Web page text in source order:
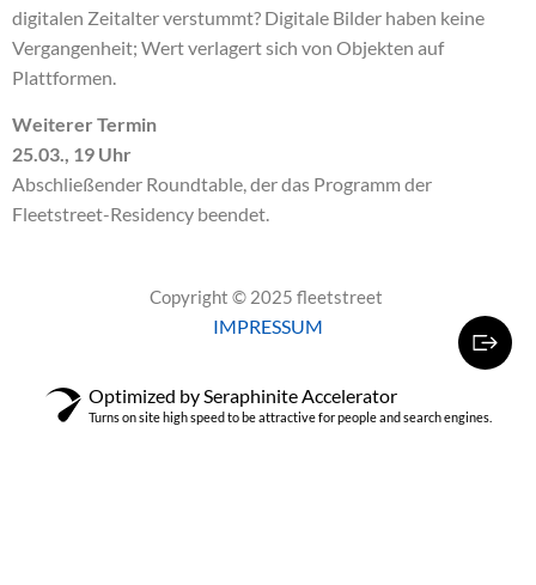
digitalen Zeitalter verstummt? Digitale Bilder haben keine
Vergangenheit; Wert verlagert sich von Objekten auf
Plattformen.
Weiterer Termin
25.03., 19 Uhr
Abschließender Roundtable, der das Programm der
Fleetstreet-Residency beendet.
Copyright © 2025 fleetstreet
IMPRESSUM
Optimized by Seraphinite Accelerator
Turns on site high speed to be attractive for people and search engines.